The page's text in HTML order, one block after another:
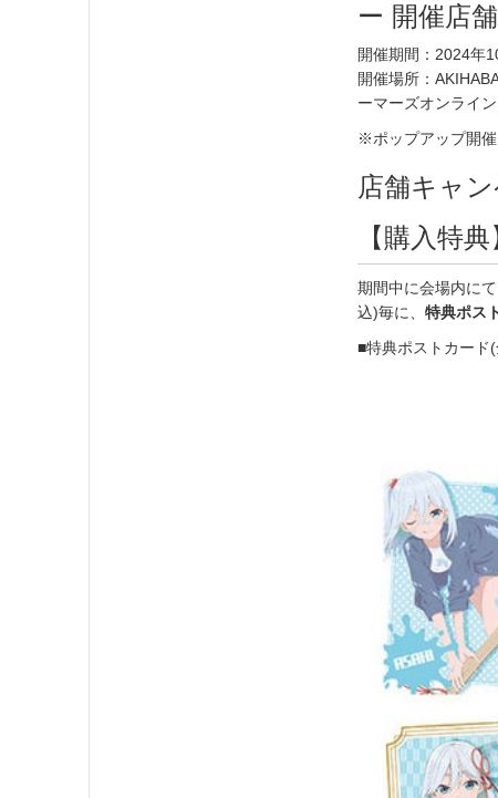
ー 開催店
開催期間：2024年
開催場所：
ーマーズオンライ
※ポップアップ開催
店舗キャ
【購入特典
期間中に会場内に
込)毎に、特典ポス
■特典ポストカード